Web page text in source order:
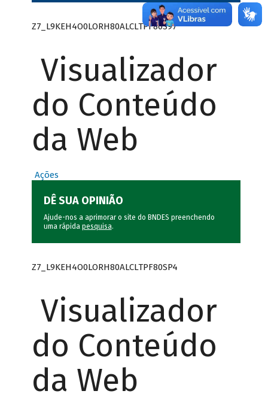
Z7_L9KEH4O0LORH80ALCLTPF80S97
Visualizador
do Conteúdo
da Web
Ações
DÊ SUA OPINIÃO
Ajude-nos a aprimorar o site do BNDES preenchendo
uma rápida pesquisa.
Z7_L9KEH4O0LORH80ALCLTPF80SP4
Visualizador
do Conteúdo
da Web